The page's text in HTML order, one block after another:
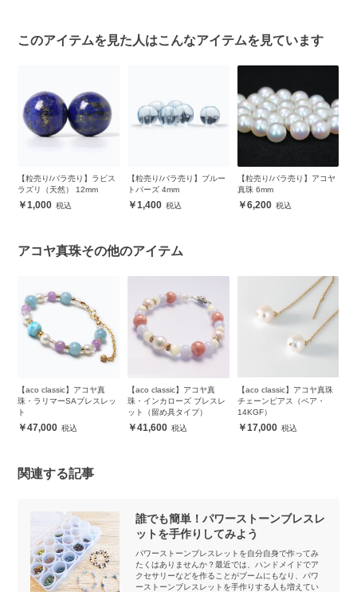
このアイテムを見た人はこんなアイテムを見ています
【粒売り/バラ売り】ラピス
ラズリ（天然） 12mm
1,000
【粒売り/バラ売り】ブルー
トパーズ 4mm
1,400
【粒売り/バラ売り】アコヤ
真珠 6mm
6,200
アコヤ真珠その他のアイテム
【aco classic】アコヤ真
珠・ラリマーSAブレスレッ
ト
47,000
【aco classic】アコヤ真
珠・インカローズ ブレスレ
ット（留め具タイプ）
41,600
【aco classic】アコヤ真珠
チェーンピアス（ペア・
14KGF）
17,000
関連する記事
誰でも簡単！パワーストーンブレスレ
ットを手作りしてみよう
パワーストーンブレスレットを自分自身で作ってみ
たくはありませんか？最近では、ハンドメイドでア
クセサリーなどを作ることがブームにもなり、パワ
ーストーンブレスレットを手作りする人も増えてい